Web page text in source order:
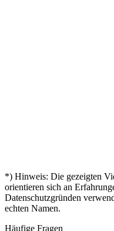
*) Hinweis: Die gezeigten
orientieren sich an
Datenschutzgründen
echten Namen.
Häufige Fragen